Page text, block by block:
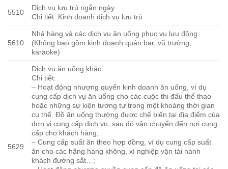
5510
Dịch vụ lưu trú ngắn ngày
Chi tiết: Kinh doanh dịch vụ lưu trú
5610
Nhà hàng và các dịch vụ ăn uống phục vụ lưu động
(Không bao gồm kinh doanh quán bar, vũ trường,
karaoke)
5629
Dịch vụ ăn uống khác
Chi tiết:
– Hoạt động nhượng quyển kinh doanh ăn uống, ví dụ
cung cấp dịch vụ ăn uống cho các cuộc thi đấu thể thao
hoặc những sự kiện tương tự trong một khoảng thời gian
cụ thể. Đồ ăn uống thường được chế biến tại địa điểm của
đơn vị cung cấp dịch vụ, sau đó vận chuyển đến nơi cung
cấp cho khách hàng;
– Cung cấp suất ăn theo hợp đồng, ví dụ cung cấp suất
ăn cho các hãng hàng không, xí nghiệp vận tải hành
khách đường sắt…;